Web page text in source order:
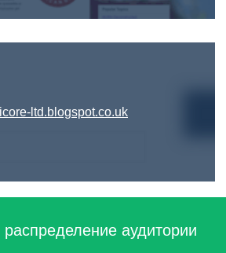
ltd.blogspot.co.uk
распределение аудитории